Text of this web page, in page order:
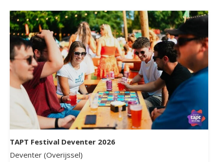
TAPT Festival Deventer 2026
Deventer (Overijssel)